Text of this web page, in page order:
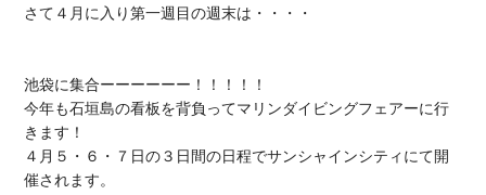
さて４月に入り第一週目の週末は・・・・
池袋に集合ーーーーーー！！！！！
今年も石垣島の看板を背負ってマリンダイビングフェアーに行
きます！
４月５・６・７日の３日間の日程でサンシャインシティにて開
催されます。